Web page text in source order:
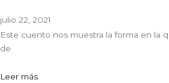
julio 22, 2021
Este cuento nos muestra la forma en la
de
Leer más